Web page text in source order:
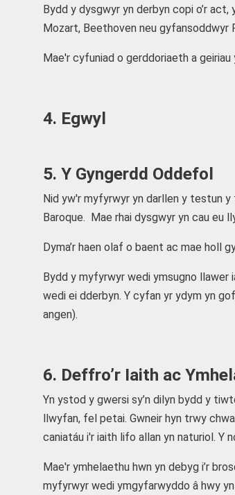
Bydd y dysgwyr yn derbyn copi o’r
Mozart, Beethoven neu gyfansoddwyr
Mae'r cyfuniad o gerddoriaeth a
4. Egwyl
5. Y Gyngerdd Oddefol
Nid yw'r myfyrwyr yn darllen y testun
Baroque. Mae rhai dysgwyr yn cau eu
Dyma’r haen olaf o baent ac mae
Bydd y myfyrwyr wedi ymsugno llawer
wedi ei dderbyn. Y cyfan yr ydym yn
angen).
6. Deffro’r Iaith ac
Yn ystod y gwersi sy’n dilyn bydd y
llwyfan, fel petai. Gwneir hyn trwy
caniatáu i'r iaith lifo allan yn naturiol. Y
Mae'r ymhelaethu hwn yn debyg i’r
myfyrwyr wedi ymgyfarwyddo â hwy